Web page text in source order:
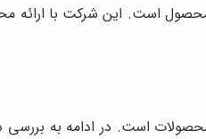
است. این شرکت با ارائه
است. در ادامه به بررسی